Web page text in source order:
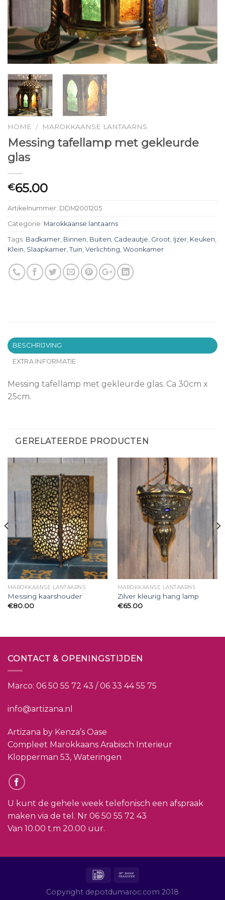
HOME / MAROKKAANSE LANTAARNS
Messing tafellamp met gekleurde
glas
€65.00
Artikelnummer: DDM2001205
Categorie: Marokkaanse lantaarns
Tags: Badkamer, Binnen, Buiten, Cadeautje, Groot, Ijzer, Keuken,
Klein, Slaapkamer, Tuin, Verlichting, Woonkamer
BESCHRIJVING
EXTRA INFORMATIE
Messing tafellamp met gekleurde glas. Ca 30cm x
25cm.
GERELATEERDE PRODUCTEN
MAROKKAANSE LANTAARNS
Messing kaarshouder
€80.00
MAROKKAANSE LANTAARNS
Zilver kleurig hang lamp
€65.00
CONTACT & OPENINGSTIJDEN
Marco: 06 50 55 72 43 / 06 33 44 55 75
info@artizana.nl
Artizana by Kenza’s Oase
Compleet Marokkaans Arabisch Interieur
Klopperman 53, Wateringen
U kunt de gehele week telefonisch een afspraak
maken via de tel. Nr 06 50 55 72 43
Van 10.00 t.m 20.00 uur.
Copyright depotdumaroc.com 2018